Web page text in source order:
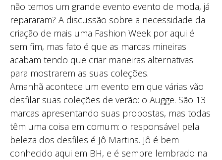
não temos um grande evento evento de moda, já
repararam? A discussão sobre a necessidade da
criação de mais uma Fashion Week por aqui é
sem fim, mas fato é que as marcas mineiras
acabam tendo que criar maneiras alternativas
para mostrarem as suas coleções.
Amanhã acontece um evento em que várias vão
desfilar suas coleções de verão: o Augge. São 13
marcas apresentando suas propostas, mas todas
têm uma coisa em comum: o responsável pela
beleza dos desfiles é Jô Martins. Jô é bem
conhecido aqui em BH, e é sempre lembrado na